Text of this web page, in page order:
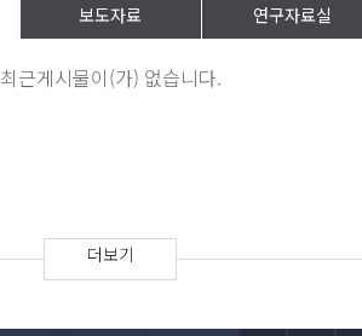
최근게시물이(가) 없습니다.
더보기